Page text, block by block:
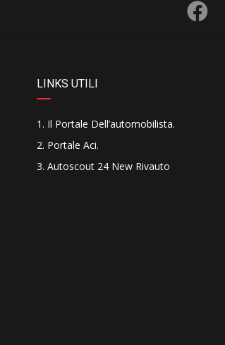
LINKS UTILI
Il Portale Dell’automobilista.
Portale Aci.
Autoscout 24 New Rivauto